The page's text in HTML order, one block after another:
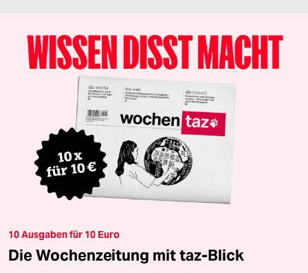
10 Ausgaben für 10 Euro
Die Wochenzeitung mit taz-Blick